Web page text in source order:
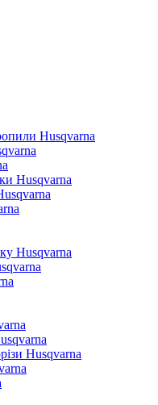
Husqvarna
Husqvarna
Husqvarna
Husqvarna